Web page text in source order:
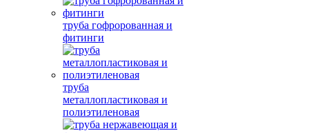
труба гофророванная и
фитинги
труба
металлопластиковая и
полиэтиленовая